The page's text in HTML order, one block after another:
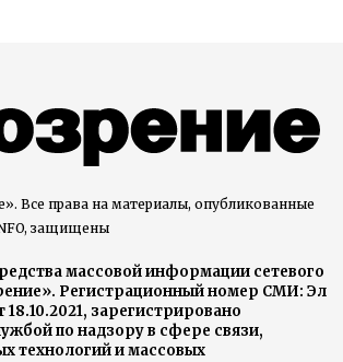
Все права на материалы, опубликованные
защищены
массовой информации сетевого
Регистрационный номер СМИ: Эл
зарегистрировано
по надзору в сфере связи,
технологий и массовых